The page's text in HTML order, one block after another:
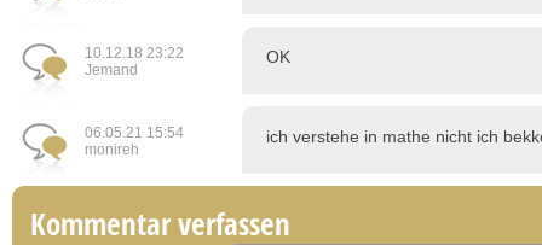
10.12.18 23:22
Jemand
OK
06.05.21 15:54
monireh
ich verstehe in mathe nicht ich
Kommentar verfassen